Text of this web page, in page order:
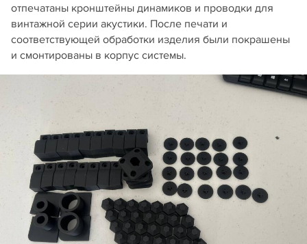
отпечатаны кронштейны динамиков и проводки для
винтажной серии акустики. После печати и
соответствующей обработки изделия были покрашены
и смонтированы в корпус системы.